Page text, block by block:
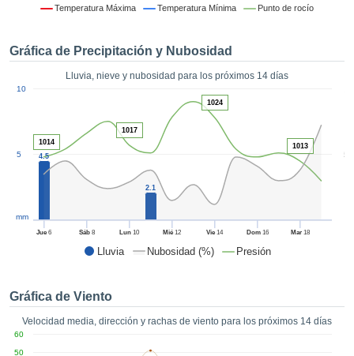
nuestra
el botón
a la
nuestros
así como
un perfil
para
CONTINUAR
CONFIGURACIÓN
Temperatura Máxima Temperatura Mínima Punto de rocío
Gráfica de Precipitación y Nubosidad
Lluvia, nieve y nubosidad para los próximos 14 días
Lluvia Nubosidad (%) Presión
50
Jue 6 Sáb8 Lun 10 Mié 12 Vie 14 Dom16 Mar18
5
10
mm
4.5
2.1
1014
1017
1024
1013
Gráfica de Viento
Velocidad media, dirección y rachas de viento para los próximos 14 días
50
60